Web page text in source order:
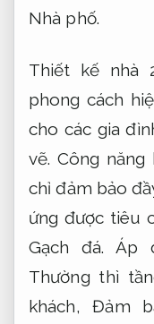
Nhà phố.
Thiết kế nhà
phong cách
cho các gia
vẽ. Công năng
chỉ đảm bảo
ứng được tiêu
Gạch đá.
Áp
Thường thì
khách,Đảm